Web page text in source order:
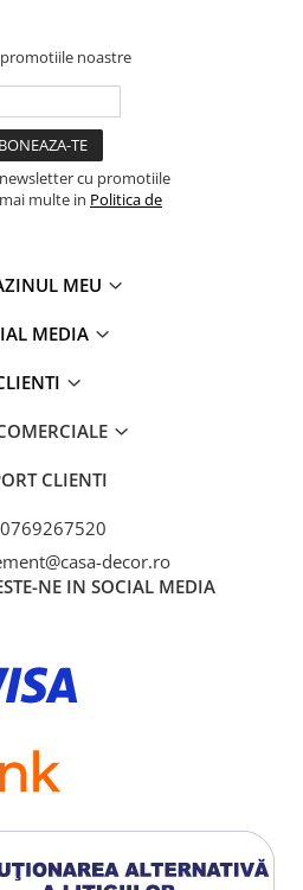
noastre
cu promotiile
multe in Politica de
MEU
MEDIA
CLIENTI
0769267520
decor.ro
NE IN SOCIAL MEDIA